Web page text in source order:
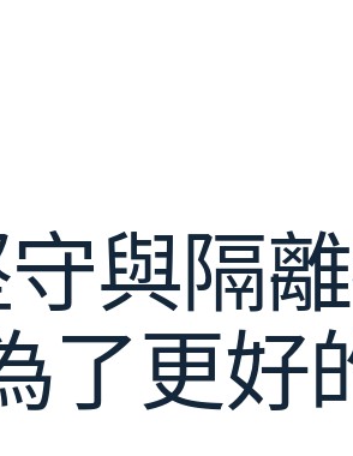
與隔
了更好